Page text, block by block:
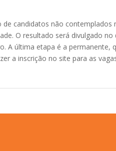
candidatos não contemplados
O resultado será divulgado
A última etapa é a permanente,
a inscrição no site para as